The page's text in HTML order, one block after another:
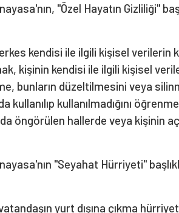
"Özel Hayatın Gizliliği"
kendisi ile ilgili kişisel verilerin
kişinin kendisi ile ilgili kişisel
bunların düzeltilmesini veya
kullanılıp kullanılmadığını
öngörülen hallerde veya kişinin
"Seyahat Hürriyeti"
yurt dışına çıkma